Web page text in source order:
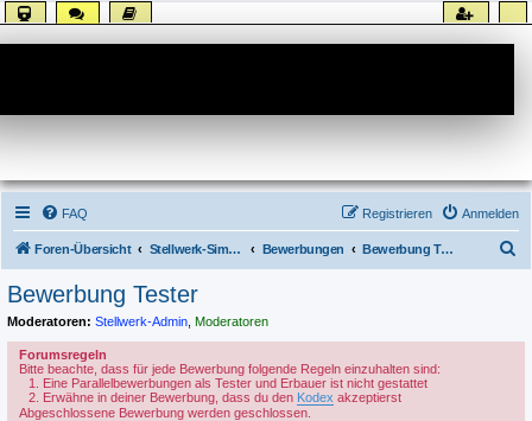
FAQ Anmelden
Registrieren
Foren-Übersicht Stellwerk-Sim allgemein Bewerbungen Bewerbung Tester
Bewerbung Tester
Moderatoren: Stellwerk-Admin Moderatoren
Forumsregeln
Bitte beachte, dass für jede Bewerbung folgende Regeln einzuhalten sind:
Eine Parallelbewerbungen als Tester und Erbauer ist nicht gestattet
Erwähne in deiner Bewerbung, dass du den Kodex akzeptierst
Abgeschlossene Bewerbung werden geschlossen.